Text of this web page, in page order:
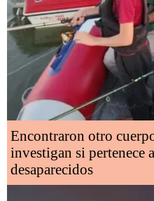
Encontraron otro
investigan si pertenece
desaparecidos